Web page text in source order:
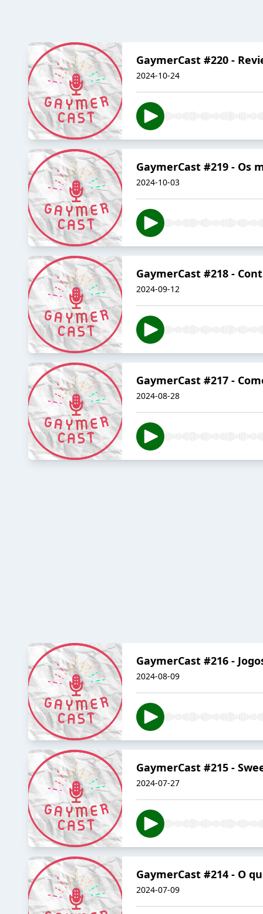
GaymerCast #220 -
2024-10-24
GaymerCast #219 - Os
2024-10-03
GaymerCast #218 -
2024-09-12
GaymerCast #217 -
2024-08-28
GaymerCast #216 -
2024-08-09
GaymerCast #215 -
2024-07-27
GaymerCast #214 - O
2024-07-09